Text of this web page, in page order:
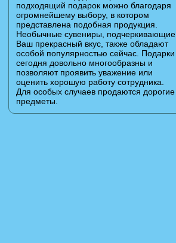
подходящий подарок можно благодаря
огромнейшему выбору, в котором
представлена подобная продукция.
Необычные сувениры, подчеркивающие
Ваш прекрасный вкус, также обладают
особой популярностью сейчас. Подарки
сегодня довольно многообразны и
позволяют проявить уважение или
оценить хорошую работу сотрудника.
Для особых случаев продаются дорогие
предметы.